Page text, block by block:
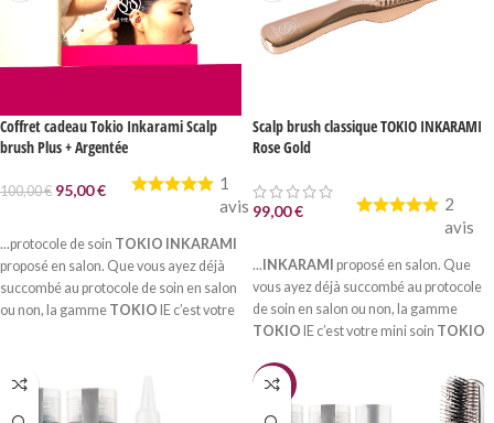
Coffret cadeau Tokio Inkarami Scalp
brush Plus + Argentée
100,00€ 95,00€
1
avis
...protocole de soin TOKIO INKARAMI
proposé en salon. Que vous ayez déjà
succombé au protocole de soin en salon
ou non, la gamme TOKIO IE c’est votre
Scalp brush classique TOKIO INKARAMI
Rose Gold
99,00€
2
avis
... INKARAMI proposé en salon. Que
vous ayez déjà succombé au protocole
de soin en salon ou non, la gamme
TOKIO IE c’est votre mini soin TOKIO
-8%